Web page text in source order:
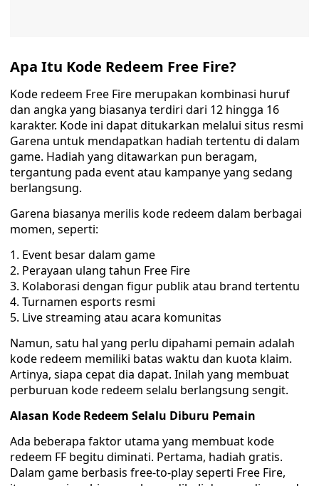
Apa Itu Kode Redeem Free Fire?
Kode redeem Free Fire merupakan kombinasi huruf
dan angka yang biasanya terdiri dari 12 hingga 16
karakter. Kode ini dapat ditukarkan melalui situs resmi
Garena untuk mendapatkan hadiah tertentu di dalam
game. Hadiah yang ditawarkan pun beragam,
tergantung pada event atau kampanye yang sedang
berlangsung.
Garena biasanya merilis kode redeem dalam berbagai
momen, seperti:
Event besar dalam game
Perayaan ulang tahun Free Fire
Kolaborasi dengan figur publik atau brand tertentu
Turnamen esports resmi
Live streaming atau acara komunitas
Namun, satu hal yang perlu dipahami pemain adalah
kode redeem memiliki batas waktu dan kuota klaim.
Artinya, siapa cepat dia dapat. Inilah yang membuat
perburuan kode redeem selalu berlangsung sengit.
Alasan Kode Redeem Selalu Diburu Pemain
Ada beberapa faktor utama yang membuat kode
redeem FF begitu diminati. Pertama, hadiah gratis.
Dalam game berbasis free-to-play seperti Free Fire,